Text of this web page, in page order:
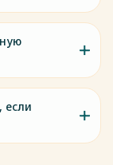
если